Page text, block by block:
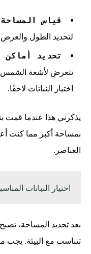
قياس
لتحديد الطول
تحديد أماكن
تتعرض لأشعة الشمس
اختيار النباتات لاحقًا.
يذكرني هذا عندما قمت
بمساحة أكبر مما كنت
العناصر.
اختيار النباتات
بعد تحديد المساحة، تصبح
تتناسب مع البيئة. يجب